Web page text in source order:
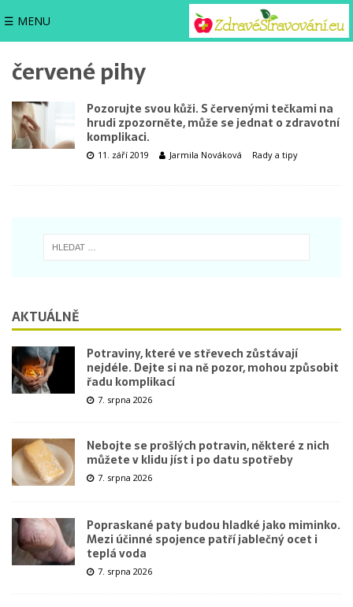
☰ MENU
červené pihy
Pozorujte svou kůži. S červenými tečkami na
hrudi zpozorněte, může se jednat o zdravotní
komplikaci.
11. září 2019 Jarmila Nováková Rady a tipy
AKTUÁLNĚ
Potraviny, které ve střevech zůstávají
nejdéle. Dejte si na ně pozor, mohou způsobit
řadu komplikací
7. srpna 2026
Nebojte se prošlých potravin, některé z nich
můžete v klidu jíst i po datu spotřeby
7. srpna 2026
Popraskané paty budou hladké jako miminko.
Mezi účinné spojence patří jablečný ocet i
teplá voda
7. srpna 2026